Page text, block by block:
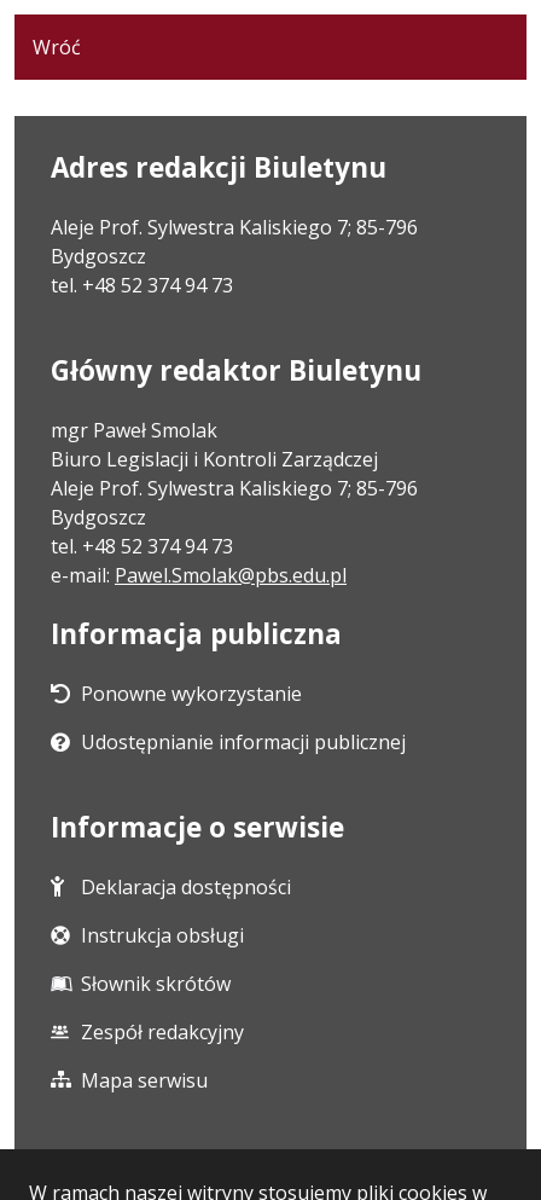
W ramach naszej witryny stosujemy pliki cookies w
Wróć
Adres redakcji Biuletynu
Aleje Prof. Sylwestra Kaliskiego 7; 85-796
Bydgoszcz
tel. +48 52 374 94 73
Główny redaktor Biuletynu
mgr Paweł Smolak
Biuro Legislacji i Kontroli Zarządczej
Aleje Prof. Sylwestra Kaliskiego 7; 85-796
Bydgoszcz
tel. +48 52 374 94 73
e-mail: Pawel.Smolak@pbs.edu.pl
Informacja publiczna
Ponowne wykorzystanie
Udostępnianie informacji publicznej
Informacje o serwisie
Deklaracja dostępności
Instrukcja obsługi
Słownik skrótów
Zespół redakcyjny
Mapa serwisu